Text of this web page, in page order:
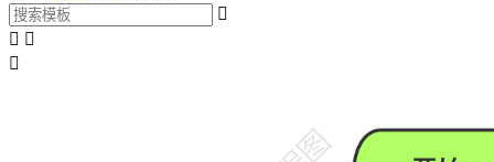

 
